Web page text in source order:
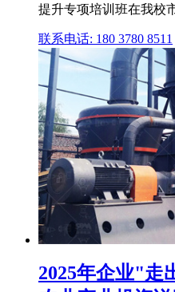
提升专项培训班在我校
联系电话: 180 3780 8511
2025年企业"走